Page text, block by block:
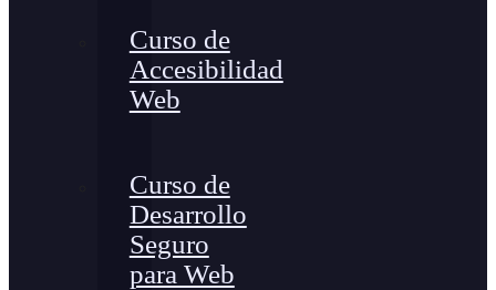
Curso de
Accesibilidad
Web
Curso de
Desarrollo
Seguro
para Web